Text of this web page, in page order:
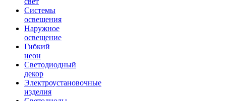
Системы
освещения
Наружное
освещение
Гибкий
неон
Светодиодный
декор
Электроустановочные
изделия